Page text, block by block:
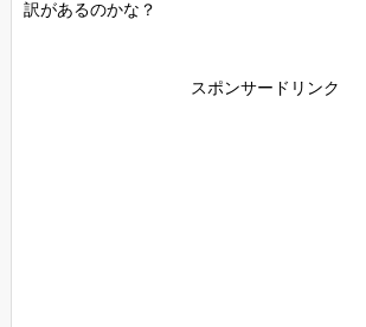
訳があるのかな？
スポンサードリンク